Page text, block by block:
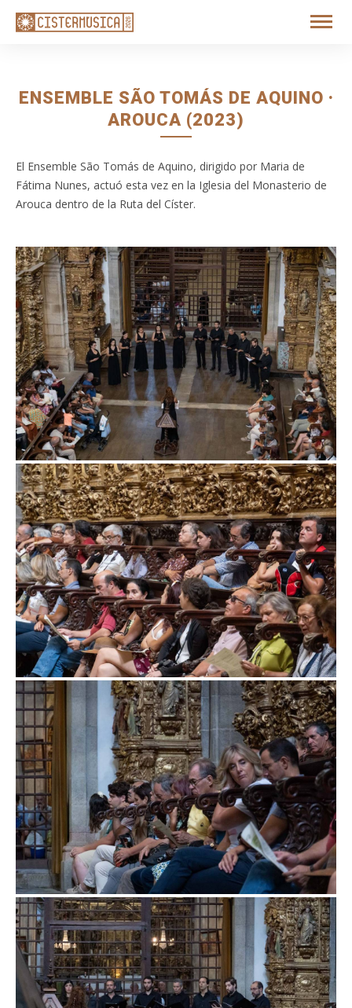
ENSEMBLE SÃO TOMÁS DE AQUINO ·
AROUCA (2023)
El Ensemble São Tomás de Aquino, dirigido por Maria de
Fátima Nunes, actuó esta vez en la Iglesia del Monasterio de
Arouca dentro de la Ruta del Císter.